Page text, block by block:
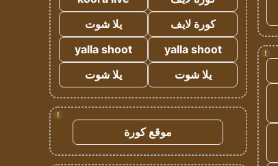
!
كورة لايف
يلا شوت
yalla shoot
yalla shoot
يلا شوت
يلا شوت
!
موقع كورة